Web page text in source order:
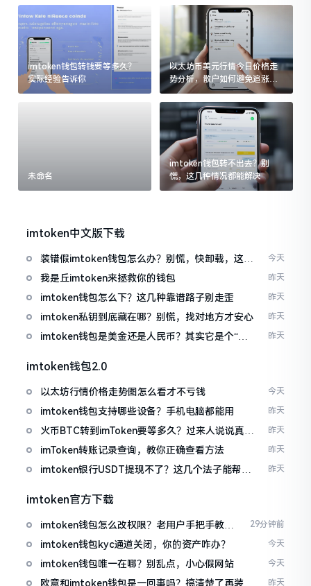
imtoken钱包转钱要等多久？
实际经验告诉你
以太坊币美元行情今日价格走
势分析，散户如何避免追涨杀
跌被套牢
未命名
imtoken钱包转不出去？别
慌，这几种情况都能解决
imtoken中文版下载
装错假imtoken钱包怎么办？别慌，快卸载，这几
招能救急
今天
我是丘imtoken来拯救你的钱包 昨天
imtoken钱包怎么下？这几种靠谱路子别走歪 昨天
imtoken私钥到底藏在哪？别慌，找对地方才安心 昨天
imtoken钱包是美金还是人民币？其实它是个“多
昨天
imtoken钱包2.0
以太坊行情价格走势图怎么看才不亏钱 今天
imtoken钱包支持哪些设备？手机电脑都能用 昨天
火币BTC转到imToken要等多久？过来人说说真实
情况
昨天
imToken转账记录查询，教你正确查看方法 昨天
imtoken银行USDT提现不了？这几个法子能帮你
昨天
imtoken官方下载
imtoken钱包怎么改权限？老用户手把手教你
换主人
29分钟前
imtoken钱包kyc通道关闭，你的资产咋办？ 今天
imtoken钱包唯一在哪？别乱点，小心假网站 今天
欧意和imtoken钱包是一回事吗？搞清楚了再装钱
昨天